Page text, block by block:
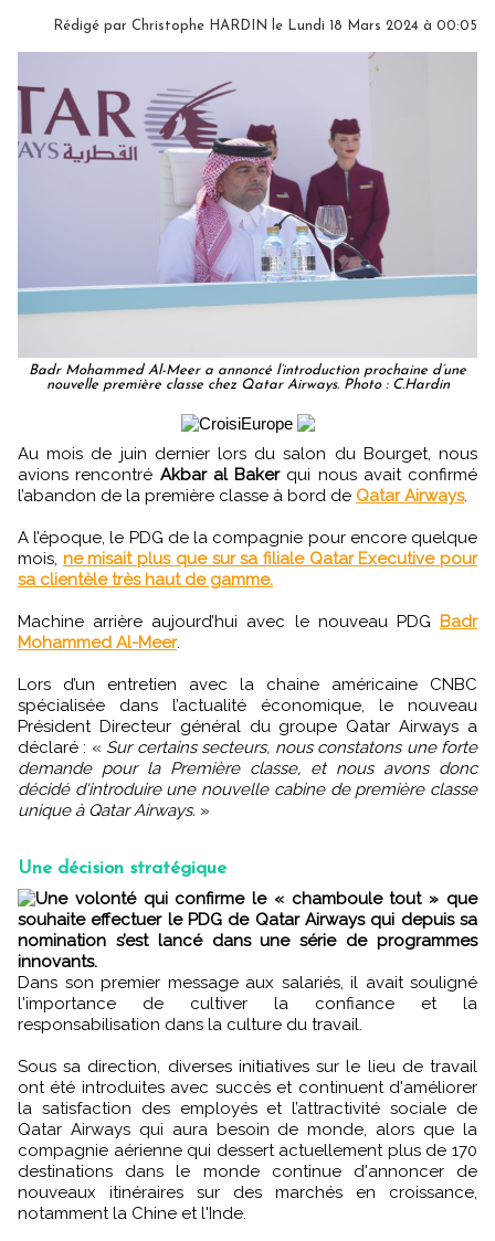
Rédigé par Christophe HARDIN le Lundi 18 Mars 2024 à 00:05
Badr Mohammed Al-Meer a annoncé l’introduction prochaine d’une
nouvelle première classe chez Qatar Airways. Photo : C.Hardin
Au mois de juin dernier lors du salon du Bourget, nous
avions rencontré Akbar al Baker qui nous avait confirmé
l’abandon de la première classe à bord de Qatar Airways.
A l’époque, le PDG de la compagnie pour encore quelque
mois, ne misait plus que sur sa filiale Qatar Executive pour
sa clientèle très haut de gamme.
Machine arrière aujourd’hui avec le nouveau PDG Badr
Mohammed Al-Meer.
Lors d’un entretien avec la chaine américaine CNBC
spécialisée dans l’actualité économique, le nouveau
Président Directeur général du groupe Qatar Airways a
déclaré : « Sur certains secteurs, nous constatons une forte
demande pour la Première classe, et nous avons donc
décidé d'introduire une nouvelle cabine de première classe
unique à Qatar Airways. »
Une décision stratégique
Une volonté qui confirme le « chamboule tout » que
souhaite effectuer le PDG de Qatar Airways qui depuis sa
nomination s’est lancé dans une série de programmes
innovants.
Dans son premier message aux salariés, il avait souligné
l'importance de cultiver la confiance et la
responsabilisation dans la culture du travail.
Sous sa direction, diverses initiatives sur le lieu de travail
ont été introduites avec succès et continuent d'améliorer
la satisfaction des employés et l’attractivité sociale de
Qatar Airways qui aura besoin de monde, alors que la
compagnie aérienne qui dessert actuellement plus de 170
destinations dans le monde continue d'annoncer de
nouveaux itinéraires sur des marchés en croissance,
notamment la Chine et l'Inde.